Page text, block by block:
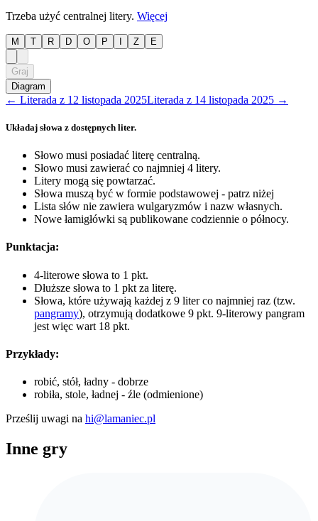
Trzeba użyć centralnej litery. Więcej
M T R D O P Z E
Graj
Diagram
← Literada z 12 listopada 2025Literada z 14 listopada 2025 →
Układaj słowa z dostępnych liter.
Słowo musi posiadać literę centralną.
Słowo musi zawierać co najmniej 4 litery.
Litery mogą się powtarzać.
Słowa muszą być w formie podstawowej - patrz niżej
Lista słów nie zawiera wulgaryzmów i nazw własnych.
Nowe łamigłówki są publikowane codziennie o północy.
Punktacja:
4-literowe słowa to 1 pkt.
Dłuższe słowa to 1 pkt za literę.
Słowa, które używają każdej z 9 liter co najmniej raz (tzw.
pangramy), otrzymują dodatkowe 9 pkt. 9-literowy pangram
jest więc wart 18 pkt.
Przykłady:
robić, stół, ładny - dobrze
robiła, stole, ładnej - źle (odmienione)
Prześlij uwagi na hi@lamaniec.pl
Inne gry